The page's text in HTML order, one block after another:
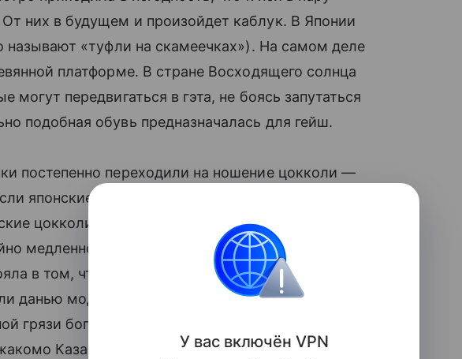
них в будущем и произойдет каблук. В Японии
называют «туфли на скамеечках»). На самом деле
платформе. В стране Восходящего солнца
передвигаться в гэта, не боясь запутаться
подобная обувь предназначалась для гейш.
постепенно переходили на ношение цокколи —
японские гэта сами обнимали ножку с
цокколи нога помещалась в дополнительной
медленно могла передвигаться от гондолы до
в том, что высота платформы достигала иногда
данью моде. Их часто надевали только ради
грязи богато украшенный подол платья. О
Казанова. Пустив странное приспособление
У вас включён VPN